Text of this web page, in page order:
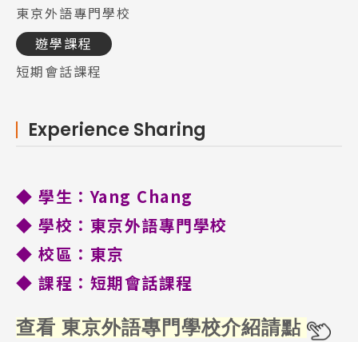
東京外語專門學校
遊學課程
短期會話課程
Experience Sharing
◆ 學生：Yang Chang
◆ 學校：東京外語專門學校
◆ 校區 ：東京
◆ 課程 ：短期會話課程
查看 東京外語專門學校介紹請點